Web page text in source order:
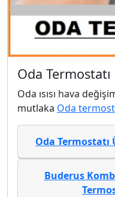
Oda Termostatı
Oda ısısı hava
mutlaka Oda
Oda Termostatı
Buderus